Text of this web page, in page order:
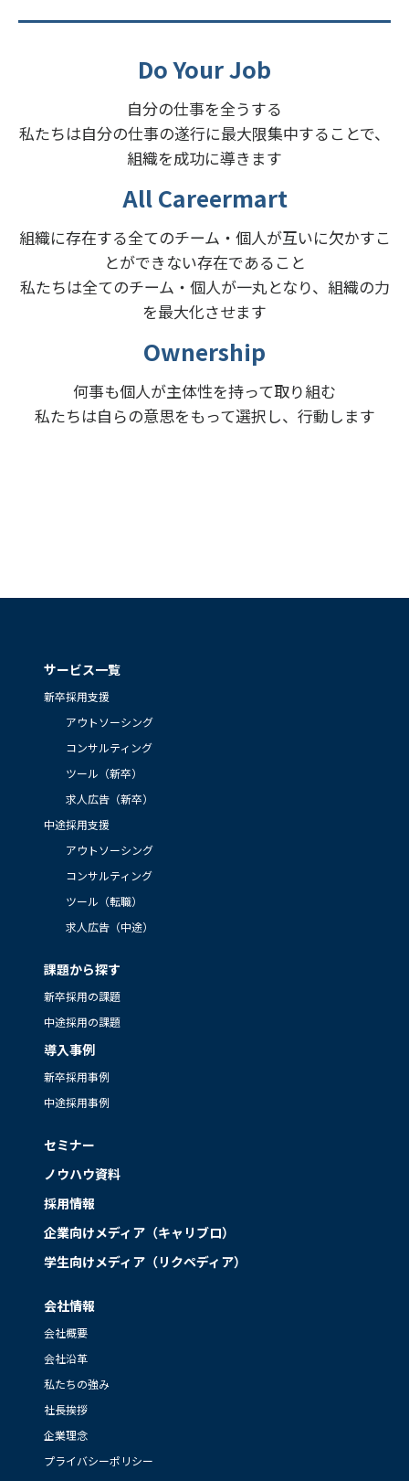
Do Your Job
自分の仕事を全うする
私たちは自分の仕事の遂行に最大限集中することで、
組織を成功に導きます
All Careermart
組織に存在する全てのチーム・個人が互いに欠かすこ
とができない存在であること
私たちは全てのチーム・個人が一丸となり、組織の力
を最大化させます
Ownership
何事も個人が主体性を持って取り組む
私たちは自らの意思をもって選択し、行動します
サービス一覧
新卒採用支援
アウトソーシング
コンサルティング
ツール（新卒）
求人広告（新卒）
中途採用支援
アウトソーシング
コンサルティング
ツール（転職）
求人広告（中途）
課題から探す
新卒採用の課題
中途採用の課題
導入事例
新卒採用事例
中途採用事例
セミナー
ノウハウ資料
採用情報
企業向けメディア（キャリブロ）
学生向けメディア（リクペディア）
会社情報
会社概要
会社沿革
私たちの強み
社長挨拶
企業理念
プライバシーポリシー